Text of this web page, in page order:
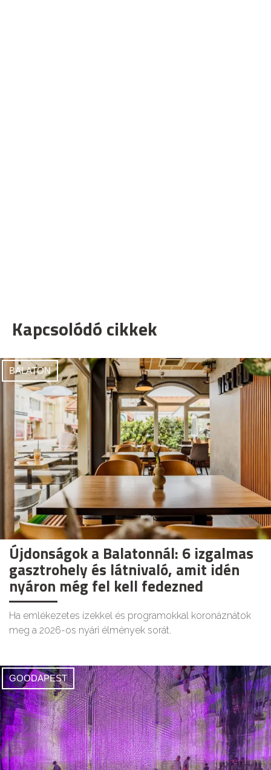
Kapcsolódó cikkek
BALATON
Újdonságok a Balatonnál: 6 izgalmas
gasztrohely és látnivaló, amit idén
nyáron még fel kell fedezned
Ha emlékezetes ízekkel és programokkal koronáznátok
meg a 2026-os nyári élmények sorát.
GOODAPEST